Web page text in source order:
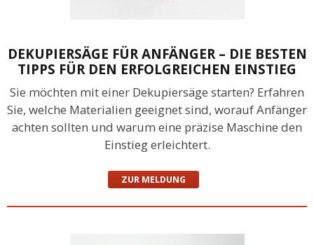
DEKUPIERSÄGE FÜR ANFÄNGER – DIE BESTEN
TIPPS FÜR DEN ERFOLGREICHEN EINSTIEG
Sie möchten mit einer Dekupiersäge starten? Erfahren
Sie, welche Materialien geeignet sind, worauf Anfänger
achten sollten und warum eine präzise Maschine den
Einstieg erleichtert.
ZUR MELDUNG